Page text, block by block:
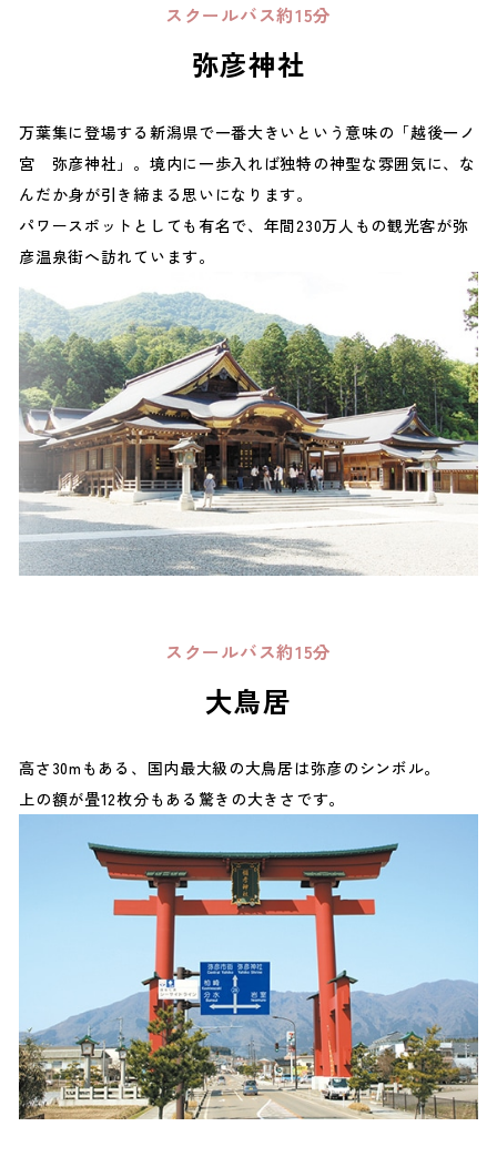
スクールバス約15分
弥彦神社
万葉集に登場する新潟県で一番大きいという意味の「越後一ノ
宮 弥彦神社」。境内に一歩入れば独特の神聖な雰囲気に、な
んだか身が引き締まる思いになります。
パワースポットとしても有名で、年間230万人もの観光客が弥
彦温泉街へ訪れています。
スクールバス約15分
大鳥居
高さ30mもある、国内最大級の大鳥居は弥彦のシンボル。
上の額が畳12枚分もある驚きの大きさです。